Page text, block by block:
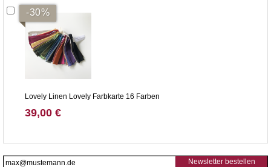
-30%
Lovely Linen Lovely Farbkarte 16 Farben
39,00 €
Newsletter bestellen